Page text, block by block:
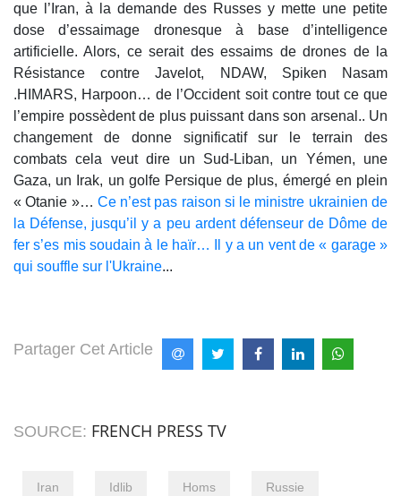
que l’Iran, à la demande des Russes y mette une petite
dose d’essaimage dronesque à base d’intelligence
artificielle. Alors, ce serait des essaims de drones de la
Résistance contre Javelot, NDAW, Spiken Nasam
.HIMARS, Harpoon… de l’Occident soit contre tout ce que
l’empire possèdent de plus puissant dans son arsenal.. Un
changement de donne significatif sur le terrain des
combats cela veut dire un Sud-Liban, un Yémen, une
Gaza, un Irak, un golfe Persique de plus, émergé en plein
« Otanie »… Ce n’est pas raison si le ministre ukrainien de
la Défense, jusqu’il y a peu ardent défenseur de Dôme de
fer s’es mis soudain à le haïr… Il y a un vent de « garage »
qui souffle sur l'Ukraine...
Partager Cet Article
SOURCE: FRENCH PRESS TV
Iran Idlib Homs Russie